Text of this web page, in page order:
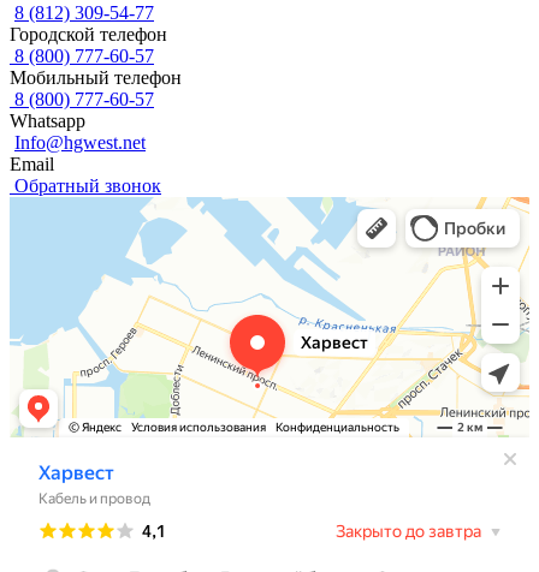
8 (812) 309-54-77
Городской телефон
8 (800) 777-60-57
Мобильный телефон
8 (800) 777-60-57
Whatsapp
Info@hgwest.net
Email
Обратный звонок